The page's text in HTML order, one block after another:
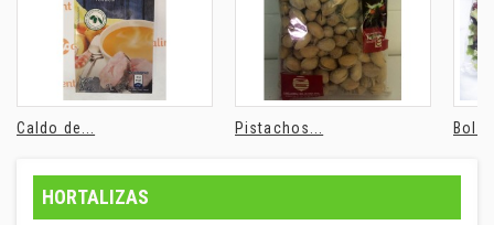
Caldo de... Pistachos...
HORTALIZAS